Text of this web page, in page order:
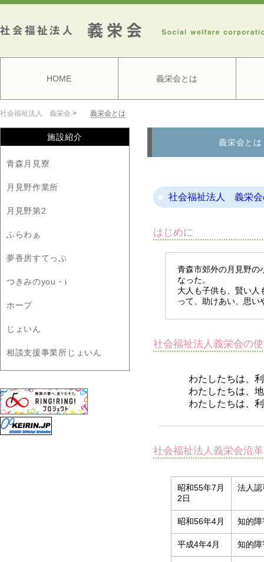
HOME 義栄会とは
社会福祉法人 義栄会 > 義栄会とは
施設紹介
青森月見寮
月見野作業所
月見野第2
ふらわぁ
夢香房すてっぷ
つきみのyou・i
ホープ
じょいん
相談支援事業所じょいん
義栄会とは
社会福祉法人 義栄会
はじめに
青森市郊外の月見野の
なった。
大人も子供も、賢い人
って、助けあい、思
社会福祉法人義栄会の
わたしたちは、
わたしたちは、
わたしたちは、
社会福祉法人義栄会沿
昭和55年7月
2日
法人
昭和56年4月 知的
平成4年4月 知的